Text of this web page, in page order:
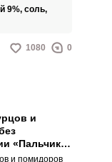
столу вместе с
9%, соль,
1080 0
и
«Пальчики
зиму
и помидоров